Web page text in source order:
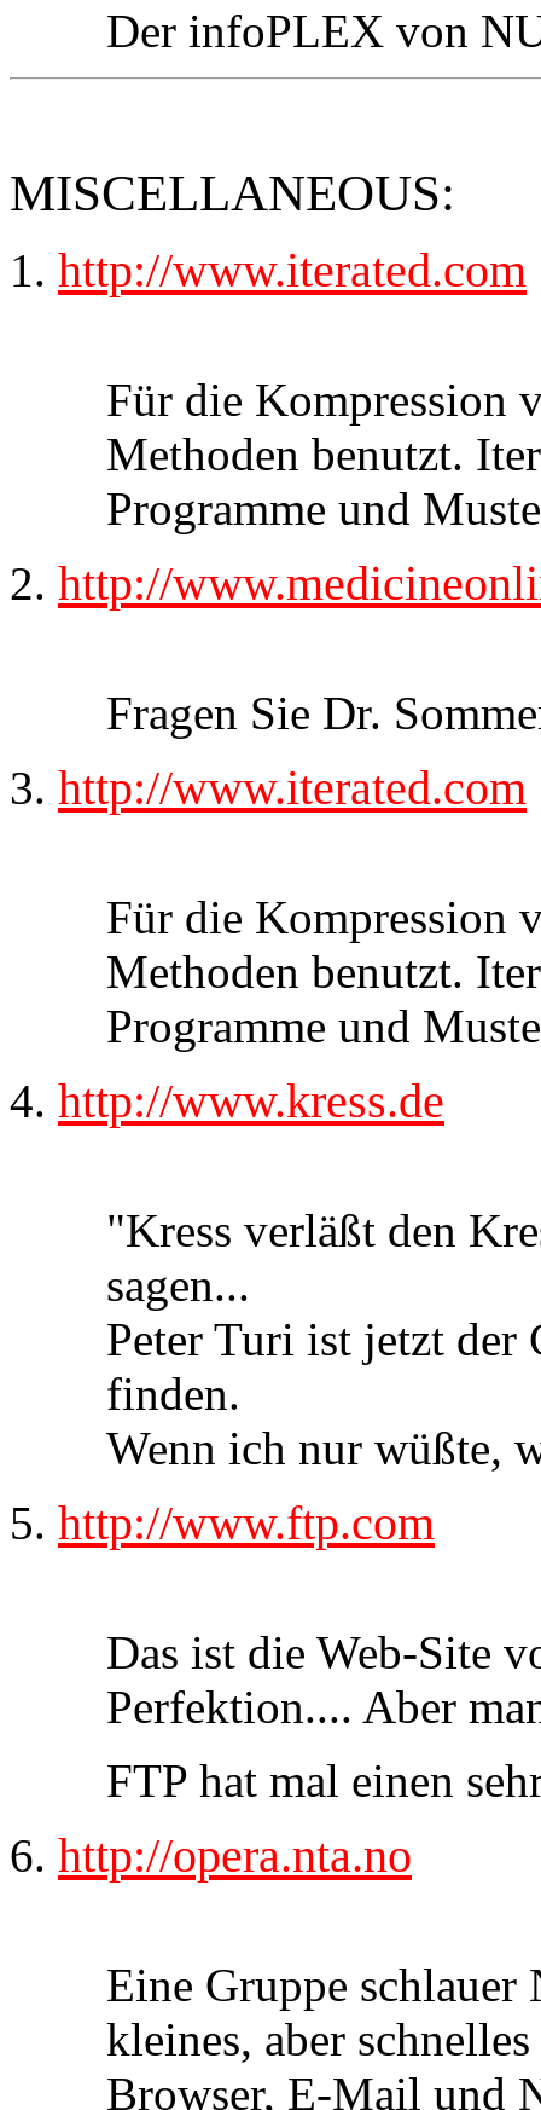
Der infoPLEX von
MISCELLANEOUS:
http://www.iterated.com
Für die Kompression
Methoden benutzt.
Programme und
http://
Fragen Sie Dr.
http://www.iterated.com
Für die Kompression
Methoden benutzt.
Programme und
http://www.kress.de
"Kress verläßt den
sagen...
Peter Turi ist jetzt der
finden.
Wenn ich nur wüßte,
http://www.ftp.com
Das ist die Web-Site
Perfektion.... Aber
FTP hat mal einen
http://opera.nta.no
Eine Gruppe
kleines, aber
Browser, E-Mail und